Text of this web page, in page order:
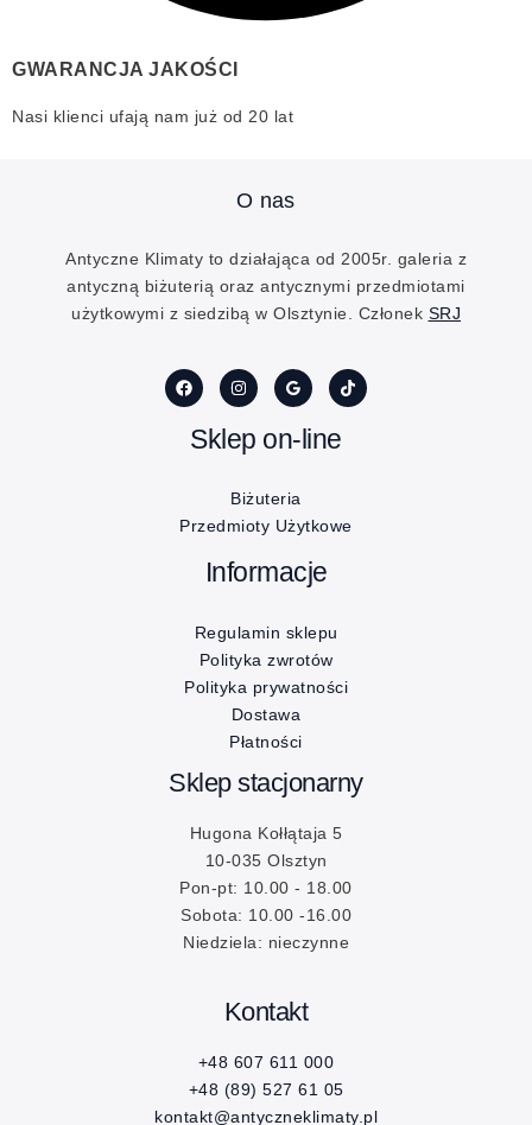
GWARANCJA JAKOŚCI
Nasi klienci ufają nam już od 20 lat
O nas
Antyczne Klimaty to działająca od 2005r. galeria z
antyczną biżuterią oraz antycznymi przedmiotami
użytkowymi z siedzibą w Olsztynie. Członek SRJ
Sklep on-line
Biżuteria
Przedmioty Użytkowe
Informacje
Regulamin sklepu
Polityka zwrotów
Polityka prywatności
Dostawa
Płatności
Sklep stacjonarny
Hugona Kołłątaja 5
10-035 Olsztyn
Pon-pt: 10.00 - 18.00
Sobota: 10.00 -16.00
Niedziela: nieczynne
Kontakt
+48 607 611 000
+48 (89) 527 61 05
kontakt@antyczneklimaty.pl